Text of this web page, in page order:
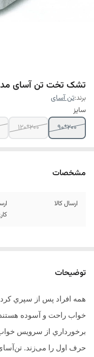
تشک تخت تن آسای مدل سارینا
برند:تن آسای
سایز
200*90
200*120
مشخصات
ارسال کالا
توضیحات
همه افراد پس از سپري
خواب راحت و آسوده
برخورداري از سرويس
حرف اول را می‌زند. تن‌آسای